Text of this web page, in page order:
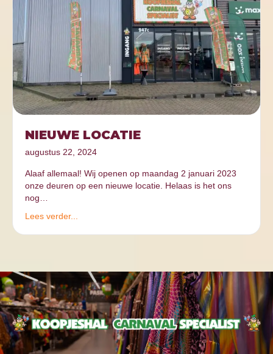
NIEUWE LOCATIE
augustus 22, 2024
Alaaf allemaal! Wij openen op maandag 2 januari 2023
onze deuren op een nieuwe locatie. Helaas is het ons
nog…
Lees verder...